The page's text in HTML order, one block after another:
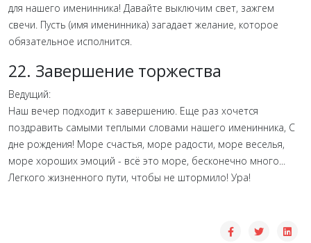
для нашего именинника! Давайте выключим свет, зажгем
свечи. Пусть (имя именинника) загадает желание, которое
обязательное исполнится.
22. Завершение торжества
Ведущий:
Наш вечер подходит к завершению. Еще раз хочется
поздравить самыми теплыми словами нашего именинника, С
дне рождения! Море счастья, море радости, море веселья,
море хороших эмоций - всё это море, бесконечно много...
Легкого жизненного пути, чтобы не штормило! Ура!